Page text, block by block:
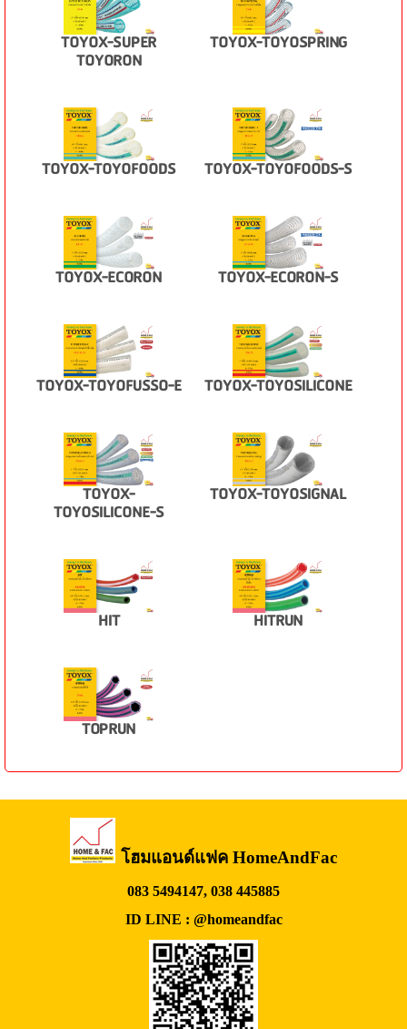
TOYOX-SUPER
TOYORON
TOYOX-TOYOSPRING
TOYOX-TOYOFOODS TOYOX-TOYOFOODS-S
TOYOX-ECORON TOYOX-ECORON-S
TOYOX-TOYOFUSSO-E TOYOX-TOYOSILICONE
TOYOX-
TOYOSILICONE-S
TOYOX-TOYOSIGNAL
HIT HITRUN
TOPRUN
โฮมแอนด์แฟค HomeAndFac
083 5494147, 038 445885
ID LINE : @homeandfac